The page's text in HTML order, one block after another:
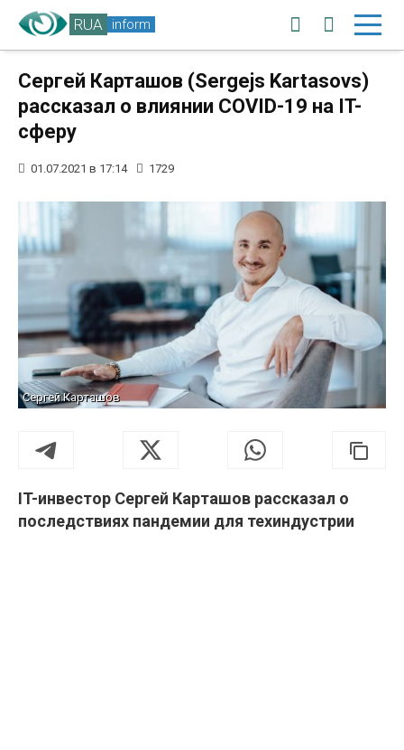
RUA inform
Сергей Карташов (Sergejs Kartasovs)
рассказал о влиянии COVID-19 на IT-
сферу
01.07.2021 в 17:14 1729
Сергей Карташов
IT-инвестор Сергей Карташов рассказал о
последствиях пандемии для техиндустрии